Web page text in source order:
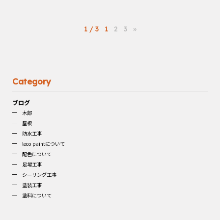
1 / 3 1 2 3 »
Category
ブログ
木部
屋根
防水工事
leco paintについて
配色について
足場工事
シーリング工事
塗装工事
塗料について